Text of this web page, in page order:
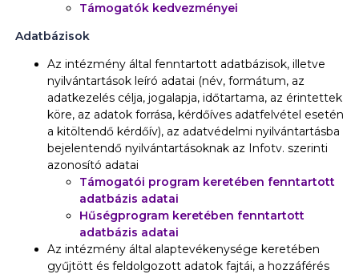
Támogatók kedvezményei
Adatbázisok
Az intézmény által fenntartott adatbázisok, illetve
nyilvántartások leíró adatai (név, formátum, az
adatkezelés célja, jogalapja, időtartama, az érintettek
köre, az adatok forrása, kérdőíves adatfelvétel esetén
a kitöltendő kérdőív), az adatvédelmi nyilvántartásba
bejelentendő nyilvántartásoknak az Infotv. szerinti
azonosító adatai
Támogatói program keretében fenntartott
adatbázis adatai
Hűségprogram keretében fenntartott
adatbázis adatai
Az intézmény által alaptevékenysége keretében
gyűjtött és feldolgozott adatok fajtái, a hozzáférés